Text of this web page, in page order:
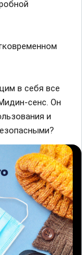
в себя все
сенс. Он
и